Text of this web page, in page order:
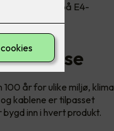
og på E4-
år for ulike miljø, klima
kablene er tilpasset
inn i hvert produkt.